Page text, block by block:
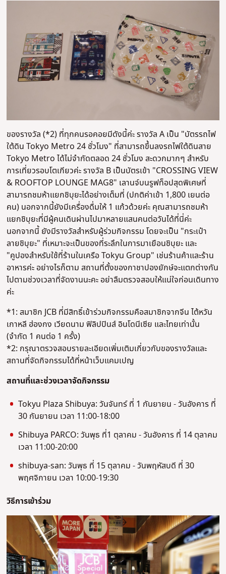
ของรางวัล (*2) ที่ทุกคนรอคอยมีดังนี้ค่ะ รางวัล A เป็น "บัตรรถไฟ
ใต้ดิน Tokyo Metro 24 ชั่วโมง" ที่สามารถขึ้นลงรถไฟใต้ดินสาย
Tokyo Metro ได้ไม่จำกัดตลอด 24 ชั่วโมง สะดวกมากๆ สำหรับ
การเที่ยวรอบโตเกียวค่ะ รางวัล B เป็นบัตรเข้า "CROSSING VIEW
& ROOFTOP LOUNGE MAG8" เลานจ์บนรูฟท็อปสุดพิเศษที่
สามารถชมห้าแยกชิบุยะได้อย่างเต็มที่ (ปกติค่าเข้า 1,800 เยนต่อ
คน) นอกจากนี้ยังมีเครื่องดื่มให้ 1 แก้วด้วยค่ะ คุณสามารถชมห้า
แยกชิบุยะที่มีผู้คนเดินผ่านไปมาหลายแสนคนต่อวันได้ที่นี่ค่ะ
นอกจากนี้ ยังมีรางวัลสำหรับผู้ร่วมกิจกรรม โดยจะเป็น "กระเป๋า
ลายชิบุยะ" ที่เหมาะจะเป็นของที่ระลึกในการมาเยือนชิบุยะ และ
"คูปองสำหรับใช้ที่ร้านในเครือ Tokyu Group" เช่นร้านค้าและร้าน
อาหารค่ะ อย่างไรก็ตาม สถานที่ตั้งของกาชาปองยักษ์จะแตกต่างกัน
ไปตามช่วงเวลาที่จัดงานนะคะ อย่าลืมตรวจสอบให้แน่ใจก่อนเดินทาง
ค่ะ
*1: สมาชิก JCB ที่มีสิทธิ์เข้าร่วมกิจกรรมคือสมาชิกจากจีน ไต้หวัน
เกาหลี ฮ่องกง เวียดนาม ฟิลิปปินส์ อินโดนีเซีย และไทยเท่านั้น
(จำกัด 1 คนต่อ 1 ครั้ง)
*2: กรุณาตรวจสอบรายละเอียดเพิ่มเติมเกี่ยวกับของรางวัลและ
สถานที่จัดกิจกรรมได้ที่หน้าเว็บแคมเปญ
สถานที่และช่วงเวลาจัดกิจกรรม
Tokyu Plaza Shibuya: วันจันทร์ ที่ 1 กันยายน - วันอังคาร ที่
30 กันยายน เวลา 11:00-18:00
Shibuya PARCO: วันพุธ ที่1 ตุลาคม - วันอังคาร ที่ 14 ตุลาคม
เวลา 11:00-20:00
shibuya-san: วันพุธ ที่ 15 ตุลาคม - วันพฤหัสบดี ที่ 30
พฤศจิกายน เวลา 10:00-19:30
วิธีการเข้าร่วม